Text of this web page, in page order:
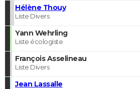
Hélène Thouy
Liste Divers
Yann Wehrling
Liste écologiste
François Asselineau
Liste Divers
Jean Lassalle